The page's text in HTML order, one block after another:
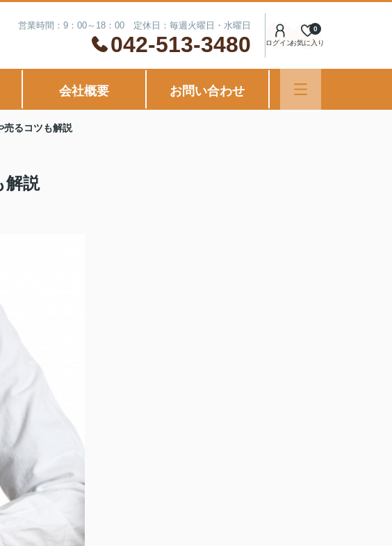
営業時間：9：00～18：00 定休日：毎週火曜日・水曜日
042-513-3480 ログインお気に入り
0
会社概要 お問い合わせ
売るコツも解説
解説